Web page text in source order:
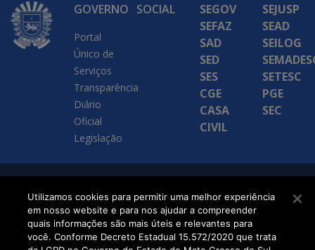
GOVERNO
Portal
Único de
Serviços
Transparência
Diário
Oficial
Legislação
SOCIAL
SEGOV
SEFAZ
SAD
SED
SES
CGE
CASA
CIVIL
SEJUSP
SEAD
SEILOG
SETESC
PGE
SEC
SETDIG | Secretaria-
Executiva de
Transformação Digital
Utilizamos cookies para permitir uma melhor experiência
em nosso website e para nos ajudar a compreender
quais informações são mais úteis e relevantes para
você. Conforme Decreto Estadual 15.572/2020 que trata